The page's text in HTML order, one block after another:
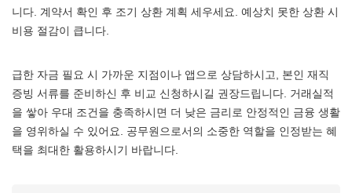
니다. 계약서 확인 후 조기 상환 계획 세우세요. 예상치 못한 상환 시
비용 절감이 큽니다.
급한 자금 필요 시 가까운 지점이나 앱으로 상담하시고, 본인 재직
증빙 서류를 준비하신 후 비교 신청하시길 권장드립니다. 거래실적
을 쌓아 우대 조건을 충족하시면 더 낮은 금리로 안정적인 금융 생활
을 영위하실 수 있어요. 공무원으로서의 소중한 역할을 인정받는 혜
택을 최대한 활용하시기 바랍니다.